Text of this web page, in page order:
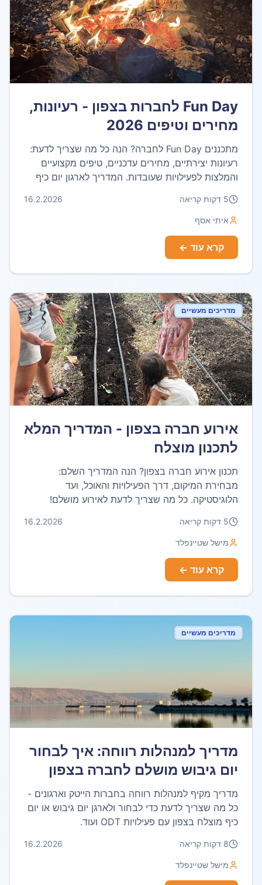
Fun Day לחברות בצפון - רעיונות,
מחירים וטיפים 2026
מתכננים Fun Day לחברה? הנה כל מה שצריך לדעת:
רעיונות יצירתיים, מחירים עדכניים, טיפים מקצועיים
והמלצות לפעילויות שעובדות. המדריך לארגון יום כיף
5 דקות קריאה 16.2.2026
איתי אסף
קרא עוד ←
מדריכים מעשיים
אירוע חברה בצפון - המדריך המלא
לתכנון מוצלח
תכנון אירוע חברה בצפון? הנה המדריך השלם:
מבחירת המיקום, דרך הפעילויות והאוכל, ועד
הלוגיסטיקה. כל מה שצריך לדעת לאירוע מושלם!
5 דקות קריאה 16.2.2026
מישל שטיינפלד
קרא עוד ←
מדריכים מעשיים
מדריך למנהלות רווחה: איך לבחור
יום גיבוש מושלם לחברה בצפון
מדריך מקיף למנהלות רווחה בחברות הייטק וארגונים -
כל מה שצריך לדעת כדי לבחור ולארגן יום גיבוש או יום
כיף מוצלח בצפון עם פעילויות ODT ועוד.
8 דקות קריאה 16.2.2026
מישל שטיינפלד